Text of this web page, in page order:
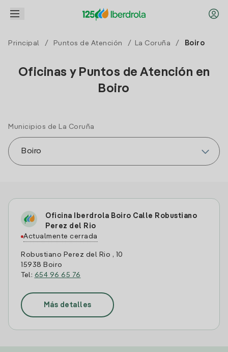
Principal / Puntos de Atención / La Coruña / Boiro
Oficinas y Puntos de Atención en
Boiro
Municipios de La Coruña
Oficina Iberdrola Boiro Calle Robustiano
Perez del Rio
Actualmente cerrada
Robustiano Perez del Rio , 10
15938 Boiro
Tel: 654 96 65 76
Más detalles